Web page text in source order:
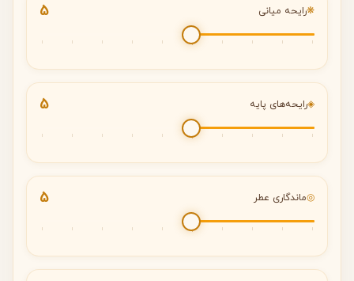
❋رایحه میانی 5
◈رایحه‌های پایه 5
◎ماندگاری عطر 5